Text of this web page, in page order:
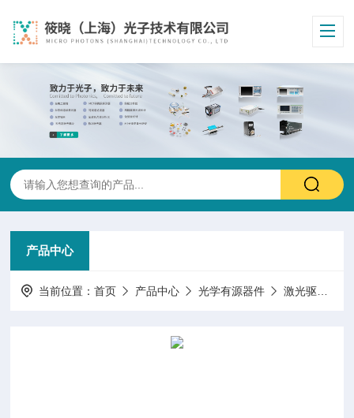
产品中心
当前位置：首页 产品中心 光学有源器件 激光驱动/控制/电源/模块